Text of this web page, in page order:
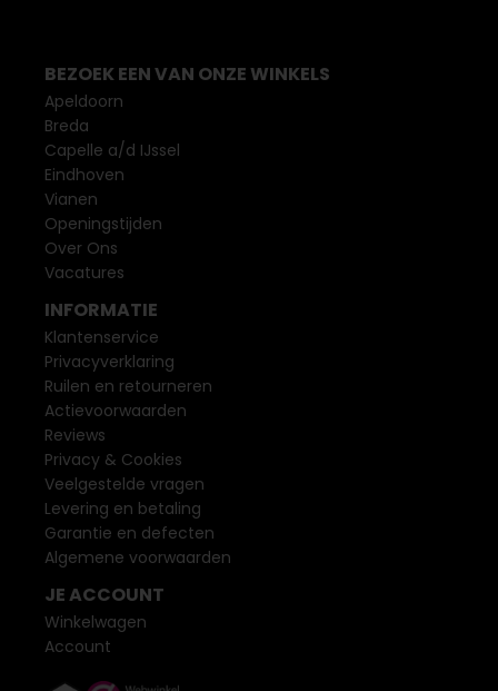
BEZOEK EEN VAN ONZE WINKELS
Apeldoorn
Breda
Capelle a/d IJssel
Eindhoven
Vianen
Openingstijden
Over Ons
Vacatures
INFORMATIE
Klantenservice
Privacyverklaring
Ruilen en retourneren
Actievoorwaarden
Reviews
Privacy & Cookies
Veelgestelde vragen
Levering en betaling
Garantie en defecten
Algemene voorwaarden
JE ACCOUNT
Winkelwagen
Account